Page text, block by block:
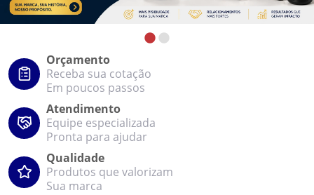
Orçamento
Receba sua cotação
Em poucos passos
Atendimento
Equipe especializada
Pronta para ajudar
Qualidade
Produtos que valorizam
Sua marca